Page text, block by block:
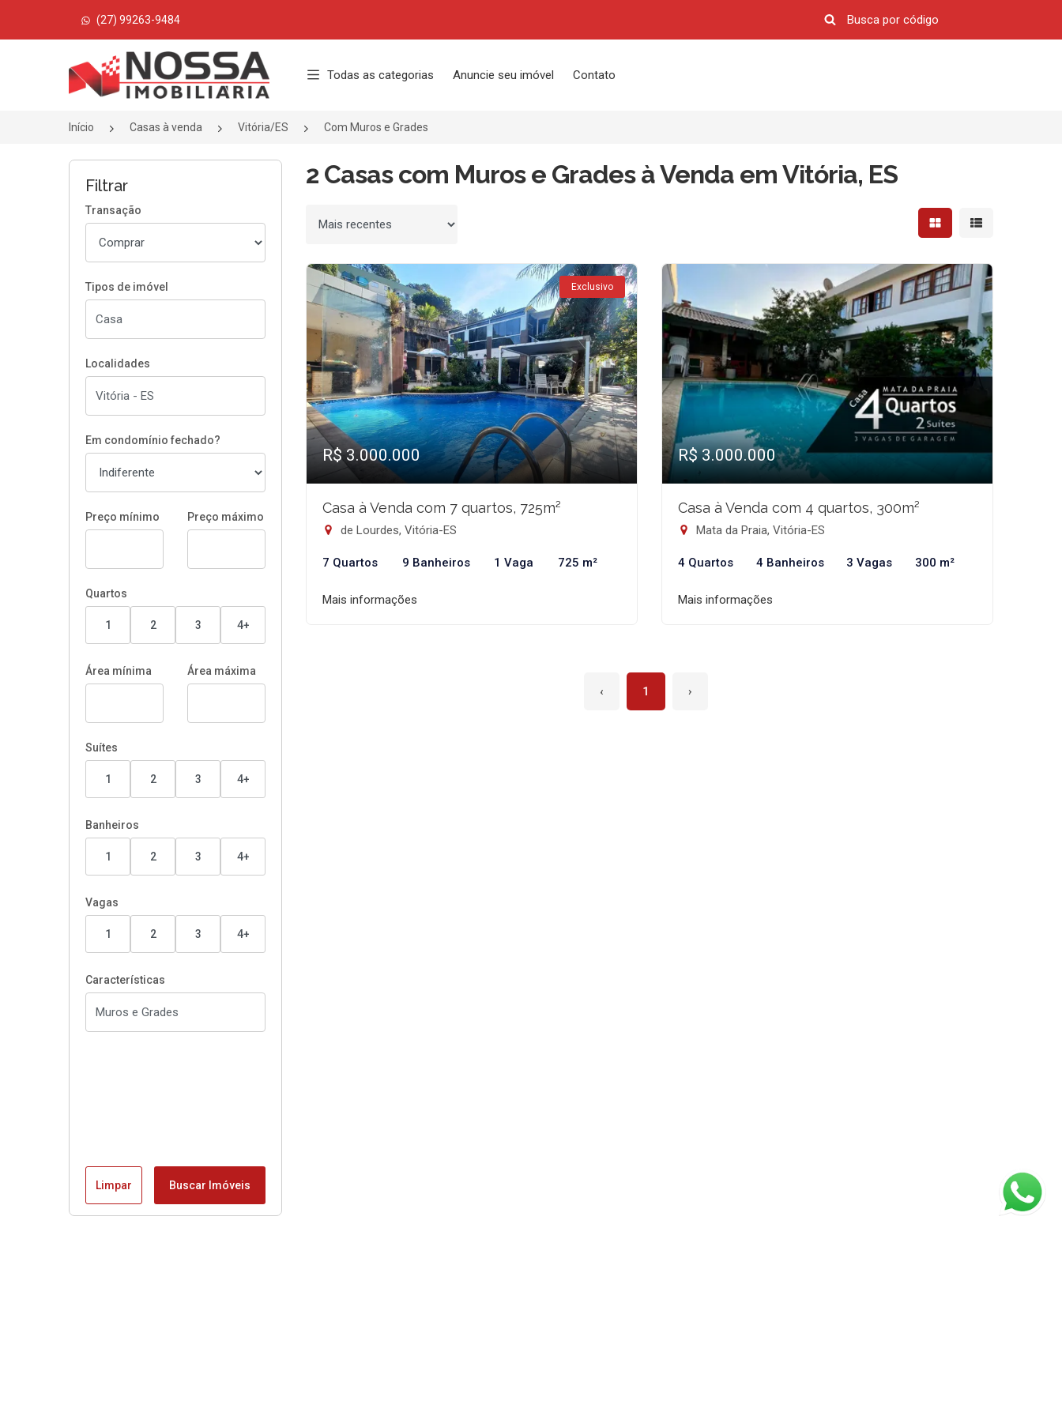
(27) 99263-9484
Página inicial
Todas as categorias Anuncie seu imóvel Contato
Início Casas à venda Vitória/ES Com Muros e Grades
Filtrar
Transação
Tipos de imóvel
Localidades
Em condomínio fechado?
Preço mínimo Preço máximo
Quartos
1 2 3 4+
Área mínima Área máxima
Suítes
1 2 3 4+
Banheiros
1 2 3 4+
Vagas
1 2 3 4+
Características
Limpar Buscar Imóveis
2 Casas com Muros e Grades à Venda em Vitória, ES
Ordenar por Mostrar resultados em
Mostrar
Exclusivo
R$ 3.000.000
Casa à Venda com 7 quartos, 725m²
de Lourdes, Vitória-ES
7 Quartos 9 Banheiros 1 Vaga 725 m²
Mais informações
R$ 3.000.000
Casa à Venda com 4 quartos, 300m²
Mata da Praia, Vitória-ES
4 Quartos 4 Banheiros 3 Vagas 300 m²
Mais informações
‹ 1 ›